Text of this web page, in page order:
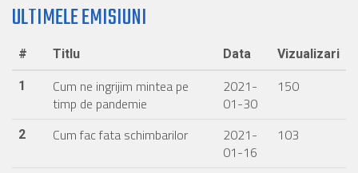
ULTIMELE EMISIUNI
# Titlu Data Vizualizari
1
Cum ne ingrijim mintea pe
timp de pandemie
2021-
01-30
150
2 Cum fac fata schimbarilor
2021-
01-16
103